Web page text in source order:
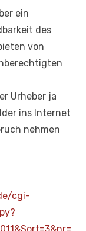
ein
des
von
Urheber ja
ins Internet
nehmen
cgi-